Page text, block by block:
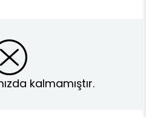
kalmamıştır.